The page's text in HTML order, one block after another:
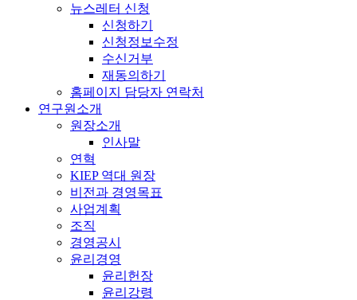
뉴스레터 신청
신청하기
신청정보수정
수신거부
재동의하기
홈페이지 담당자 연락처
연구원소개
원장소개
인사말
연혁
KIEP 역대 원장
비전과 경영목표
사업계획
조직
경영공시
윤리경영
윤리헌장
윤리강령